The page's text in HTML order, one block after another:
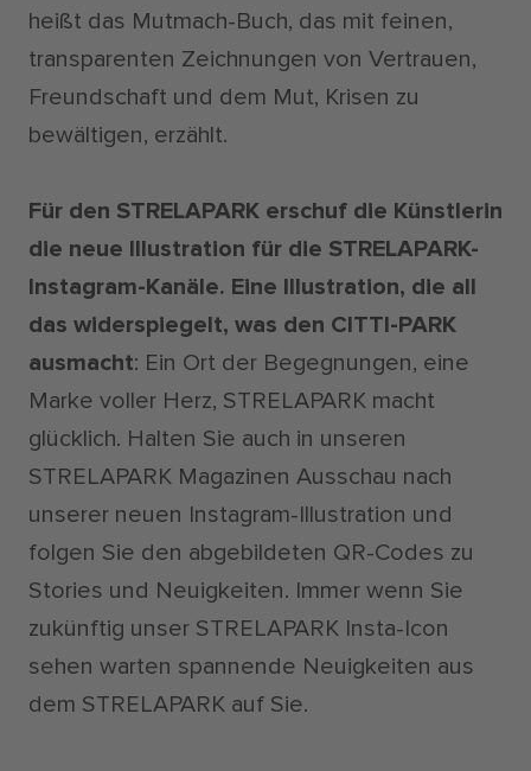
heißt das Mutmach-Buch, das mit feinen,
transparenten Zeichnungen von Vertrauen,
Freundschaft und dem Mut, Krisen zu
bewältigen, erzählt.
Für den STRELAPARK erschuf die Künstlerin
die neue Illustration für die STRELAPARK-
Instagram-Kanäle. Eine Illustration, die all
das widerspiegelt, was den CITTI-PARK
ausmacht: Ein Ort der Begegnungen, eine
Marke voller Herz, STRELAPARK macht
glücklich. Halten Sie auch in unseren
STRELAPARK Magazinen Ausschau nach
unserer neuen Instagram-Illustration und
folgen Sie den abgebildeten QR-Codes zu
Stories und Neuigkeiten. Immer wenn Sie
zukünftig unser STRELAPARK Insta-Icon
sehen warten spannende Neuigkeiten aus
dem STRELAPARK auf Sie.